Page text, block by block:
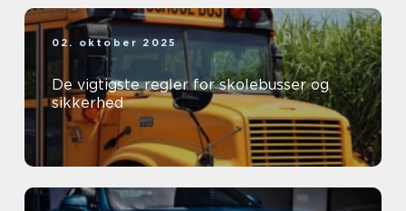
02. oktober 2025
De vigtigste regler for skolebusser og
sikkerhed